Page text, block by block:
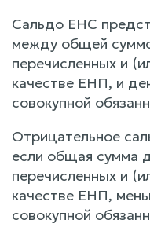
Сальдо ЕНС
между общей
перечисленных и
качестве ЕНП, и
совокупной
Отрицательное
если общая сумма
перечисленных и
качестве ЕНП,
совокупной